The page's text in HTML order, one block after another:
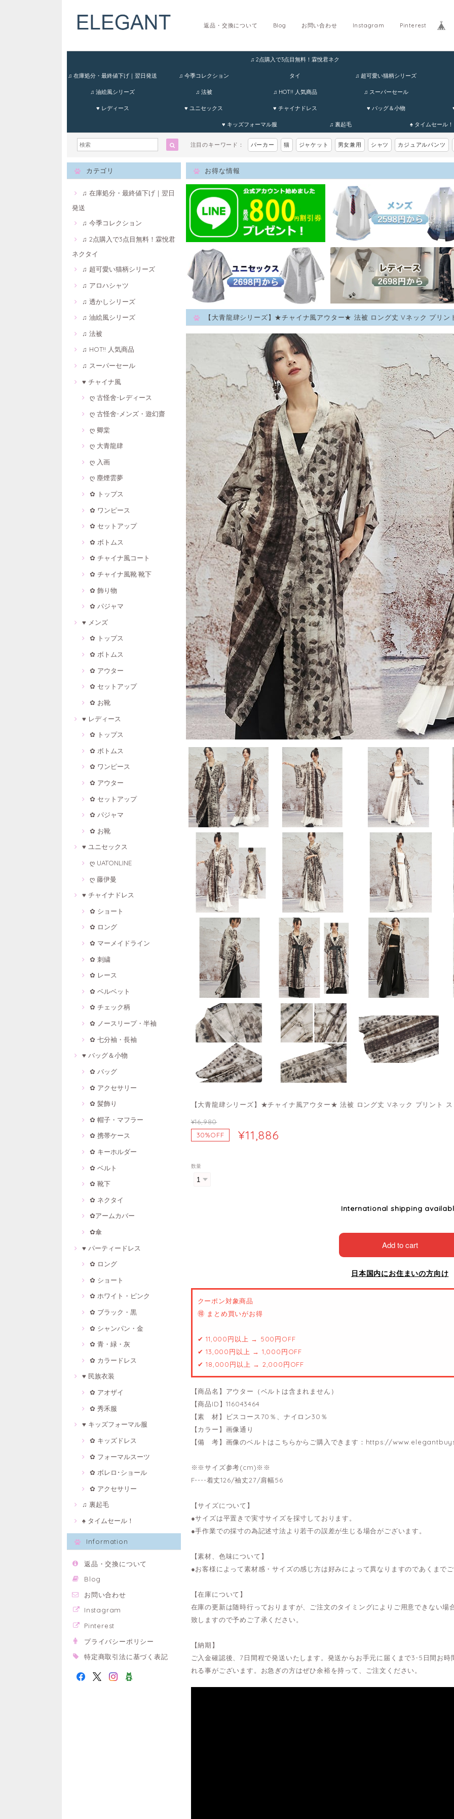
Pinterest
Instagram
お問い合わせ
Blog
返品・交換について
♫ 在庫処分・最終値下げ｜翌日発送 ♫ 今季コレクション
♫ 2点購入で3点目無料！霖悅君ネク
タイ ♫ 超可愛い猫柄シリーズ
♫ 油絵風シリーズ ♫ 法被 ♫ HOT!! 人気商品 ♫ スーパーセール
♥ レディース ♥ ユニセックス ♥ チャイナドレス ♥ バッグ＆小物
♥ キッズフォーマル服 ♫ 裏起毛 ♠ タイムセール！
注目のキーワード： パーカー 猫 ジャケット 男女兼用 シャツ カジュアルパンツ
カテゴリ
♫ 在庫処分・最終値下げ｜翌日
発送
♫ 今季コレクション
♫ 2点購入で3点目無料！霖悅君
ネクタイ
♫ 超可愛い猫柄シリーズ
♫ アロハシャツ
♫ 透かしシリーズ
♫ 油絵風シリーズ
♫ 法被
♫ HOT!! 人気商品
♫ スーパーセール
♥ チャイナ風
ღ 古怪舍-レディース
ღ 古怪舍-メンズ・遊幻齋
ღ 卿棠
ღ 大青龍肆
ღ 入画
ღ 塵煙雲夢
✿ トップス
✿ ワンピース
✿ セットアップ
✿ ボトムス
✿ チャイナ風コート
✿ チャイナ風靴·靴下
✿ 飾り物
✿ パジャマ
♥ メンズ
✿ トップス
✿ ボトムス
✿ アウター
✿ セットアップ
✿ お靴
♥ レディース
✿ トップス
✿ ボトムス
✿ ワンピース
✿ アウター
✿ セットアップ
✿ パジャマ
✿ お靴
♥ ユニセックス
ღ UATONLINE
ღ 藤伊曼
♥ チャイナドレス
✿ ショート
✿ ロング
✿ マーメイドライン
✿ 刺繍
✿ レース
✿ ベルベット
✿ チェック柄
✿ ノースリープ・半袖
✿ 七分袖・長袖
♥ バッグ＆小物
✿ バッグ
✿ アクセサリー
✿ 髪飾り
✿ 帽子・マフラー
✿ 携帯ケース
✿ キーホルダー
✿ ベルト
✿ 靴下
✿ ネクタイ
✿アームカバー
✿傘
♥ パーティードレス
✿ ロング
✿ ショート
✿ ホワイト・ピンク
✿ ブラック・黒
✿ シャンパン・金
✿ 青・緑・灰
✿ カラードレス
♥ 民族衣装
✿ アオザイ
✿ 秀禾服
♥ キッズフォーマル服
✿ キッズドレス
✿ フォーマルスーツ
✿ ボレロ･ショール
✿ アクセサリー
♫ 裏起毛
♠ タイムセール！
Information
返品・交換について
Blog
お問い合わせ
Instagram
Pinterest
プライバシーポリシー
特定商取引法に基づく表記
お得な情報
【大青龍肆シリーズ】★チャイナ風アウター★ 法被 ロング丈 Vネック プリン
【大青龍肆シリーズ】★チャイナ風アウター★ 法被 ロング丈 Vネック プリント
¥16,980
30%OFF
¥11,886
数量
International shipping
Add to cart
日本国内にお住まいの方向け
クーポン対象商品
🉐 まとめ買いがお得
✔ 11,000円以上 → 500円OFF
✔ 13,000円以上 → 1,000円OFF
✔ 18,000円以上 → 2,000円OFF
【商品名】アウター（ベルトは含まれません）
【商品ID】116043464
【素 材】ビスコース70％、ナイロン30％
【カラー】画像通り
【備 考】画像のベルトはこちらからご購入できます： https://
※※サイズ参考(cm)※※
F----着丈126/袖丈27/肩幅56
【サイズについて】
●サイズは平置きで実寸サイズを採寸しております。
●手作業での採寸の為記述寸法より若干の誤差が生じる場合がございます。
【素材、色味について】
●お客様によって素材感・サイズの感じ方は好みによって異なりますのであくまで
【在庫について】
在庫の更新は随時行っておりますが、ご注文のタイミングによりご用意できない
致しますので予めご了承ください。
【納期】
ご入金確認後、7日間程で発送いたします。発送からお手元に届くまで3-5日間お
れる事がございます。お急ぎの方はぜひ余裕を持って、ご注文ください。